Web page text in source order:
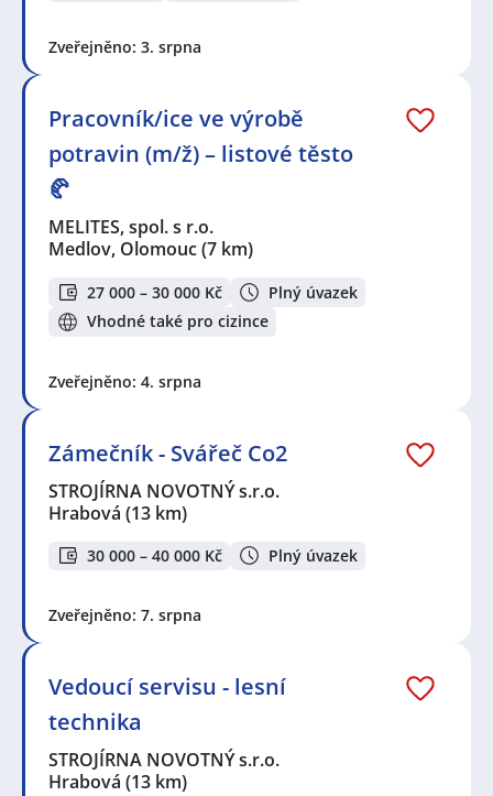
Zveřejněno: 3. srpna
Pracovník/ice ve výrobě
potravin (m/ž) – listové těsto
🥐
MELITES, spol. s r.o.
Medlov, Olomouc(7 km)
27 000 – 30 000 Kč
Plný úvazek
Vhodné také pro cizince
Zveřejněno: 4. srpna
Zámečník - Svářeč Co2
STROJÍRNA NOVOTNÝ s.r.o.
Hrabová (13 km)
30 000 – 40 000 Kč Plný úvazek
Zveřejněno: 7. srpna
Vedoucí servisu - lesní
technika
STROJÍRNA NOVOTNÝ s.r.o.
Hrabová (13 km)